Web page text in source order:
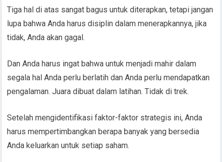
Tiga hal di atas sangat bagus untuk diterapkan, tetapi jangan
lupa bahwa Anda harus disiplin dalam menerapkannya, jika
tidak, Anda akan gagal.
Dan Anda harus ingat bahwa untuk menjadi mahir dalam
segala hal Anda perlu berlatih dan Anda perlu mendapatkan
pengalaman. Juara dibuat dalam latihan. Tidak di trek.
Setelah mengidentifikasi faktor-faktor strategis ini, Anda
harus mempertimbangkan berapa banyak yang bersedia
Anda keluarkan untuk setiap saham.